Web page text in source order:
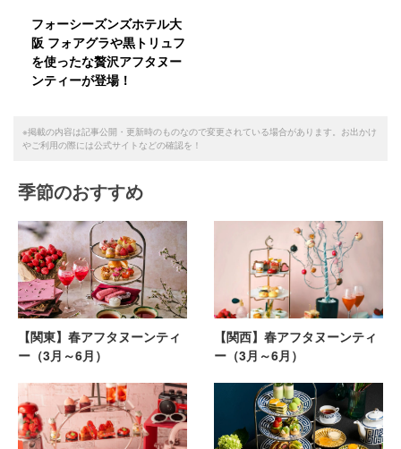
フォーシーズンズホテル大
阪 フォアグラや黒トリュフ
を使ったな贅沢アフタヌー
ンティーが登場！
※掲載の内容は記事公開・更新時のものなので変更されている場合があります。お出かけ
やご利用の際には公式サイトなどの確認を！
季節のおすすめ
【関東】春アフタヌーンティ
ー（3月～6月）
【関西】春アフタヌーンティ
ー（3月～6月）